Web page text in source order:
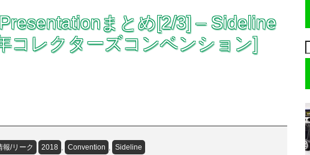
まとめ[2/3] – Sideline
コレクターズコンベンション]
報/リーク 2018 , Convention , Sideline